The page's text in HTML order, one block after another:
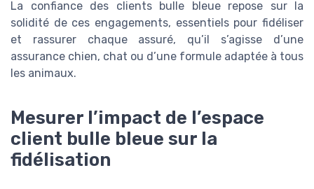
La confiance des clients bulle bleue repose sur la
solidité de ces engagements, essentiels pour fidéliser
et rassurer chaque assuré, qu’il s’agisse d’une
assurance chien, chat ou d’une formule adaptée à tous
les animaux.
Mesurer l’impact de l’espace
client bulle bleue sur la
fidélisation